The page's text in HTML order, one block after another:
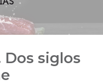
Dos siglos